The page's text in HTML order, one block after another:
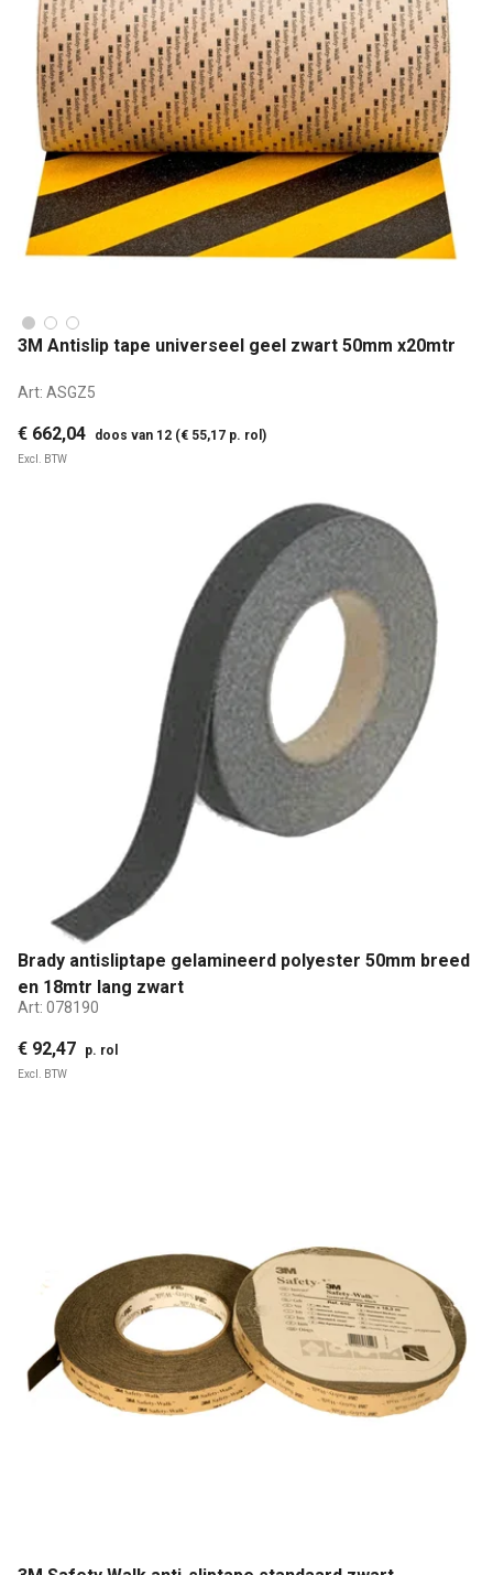
3M Antislip tape universeel geel zwart 50mm x20mtr
Art: ASGZ5
€ 662,04 doos van 12 (€ 55,17 p. rol)
Excl. BTW
Brady antisliptape gelamineerd polyester 50mm breed
en 18mtr lang zwart
Art: 078190
€ 92,47 p. rol
Excl. BTW